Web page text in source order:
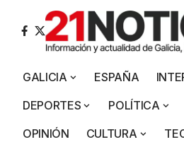
GALICIA ESPAÑA
DEPORTES
POLÍTICA
OPINIÓN
CULTURA